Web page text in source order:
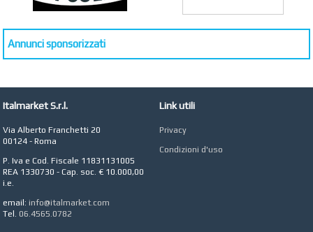
STUDIO MICCI
Antonella Micci,
Roma
Azienda Agricola a
Digital marketing e Web
Annunci sponsorizzati
Italmarket S.r.l.
Via Alberto Franchetti 20
00124 - Roma
P. Iva e Cod. Fiscale 11831131005
REA 1330730 - Cap. soc. € 10.000,00
i.e.
email: info@italmarket.com
Tel. 06.4565.0782
Link utili
Privacy
Condizioni d'uso